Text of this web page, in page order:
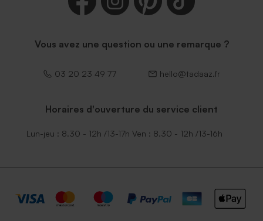
Vous avez une question ou une remarque ?
03 20 23 49 77 hello@tadaaz.fr
Horaires d'ouverture du service client
Lun-jeu : 8.30 - 12h /13-17h Ven : 8.30 - 12h /13-16h